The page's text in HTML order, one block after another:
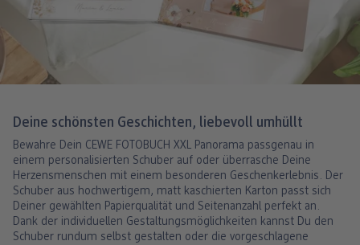
Deine schönsten Geschichten, liebevoll umhüllt
Bewahre Dein CEWE FOTOBUCH XXL Panorama passgenau in
einem personalisierten Schuber auf oder überrasche Deine
Herzensmenschen mit einem besonderen Geschenkerlebnis. Der
Schuber aus hochwertigem, matt kaschierten Karton passt sich
Deiner gewählten Papierqualität und Seitenanzahl perfekt an.
Dank der individuellen Gestaltungsmöglichkeiten kannst Du den
Schuber rundum selbst gestalten oder die vorgeschlagene